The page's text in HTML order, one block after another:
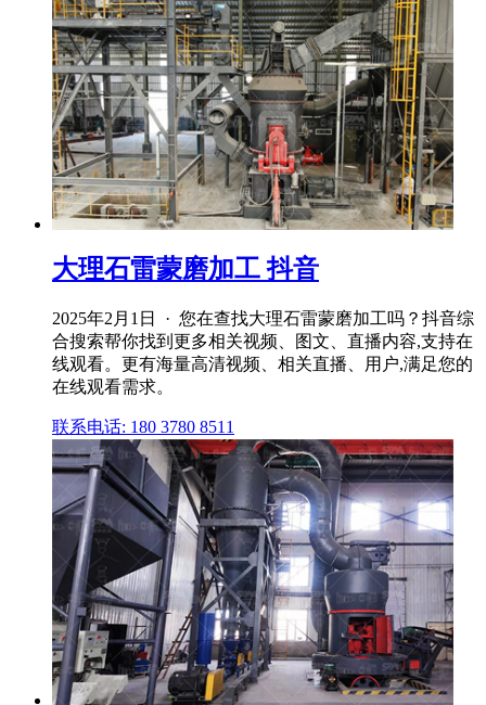
大理石雷蒙磨加工 抖音
2025年2月1日 · 您在查找大理石雷蒙磨加工吗？抖音综
合搜索帮你找到更多相关视频、图文、直播内容,支持在
线观看。更有海量高清视频、相关直播、用户,满足您的
在线观看需求。
联系电话: 180 3780 8511